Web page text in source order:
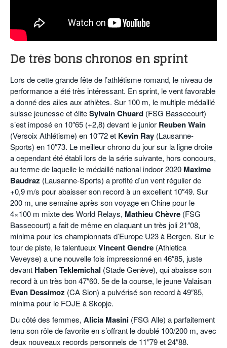
De très bons chronos en sprint
Lors de cette grande fête de l’athlétisme romand, le niveau de
performance a été très intéressant. En sprint, le vent favorable
a donné des ailes aux athlètes. Sur 100 m, le multiple médaillé
suisse jeunesse et éliteSylvain Chuard (FSG Bassecourt)
s’est imposé en 10″65 (+2,8) devant le junior Reuben Wain
(Versoix Athlétisme) en 10″72 et Kevin Ray (Lausanne-
Sports) en 10″73. Le meilleur chrono du jour sur la ligne droite
a cependant été établi lors de la série suivante, hors concours,
au terme de laquelle le médaillé national indoor 2020 Maxime
Baudraz (Lausanne-Sports) a profité d’un vent régulier de
+0,9 m/s pour abaisser son record à un excellent 10″49. Sur
200 m, une semaine après son voyage en Chine pour le
4×100 m mixte des World Relays, Mathieu Chèvre (FSG
Bassecourt) a fait de même en claquant un très joli 21″08,
minima pour les championnats d’Europe U23 à Bergen. Sur le
tour de piste, le talentueux Vincent Gendre (Athletica
Veveyse) a une nouvelle fois impressionné en 46″85, juste
devant Haben Teklemichal (Stade Genève), qui abaisse son
record à un très bon 47″60. 5e de la course, le jeune Valaisan
Evan Dessimoz (CA Sion) a pulvérisé son record à 49″85,
minima pour le FOJE à Skopje.
Du côté des femmes, Alicia Masini (FSG Alle) a parfaitement
tenu son rôle de favorite en s’offrant le doublé 100/200 m, avec
deux nouveaux records personnels de 11″79 et 24″88.